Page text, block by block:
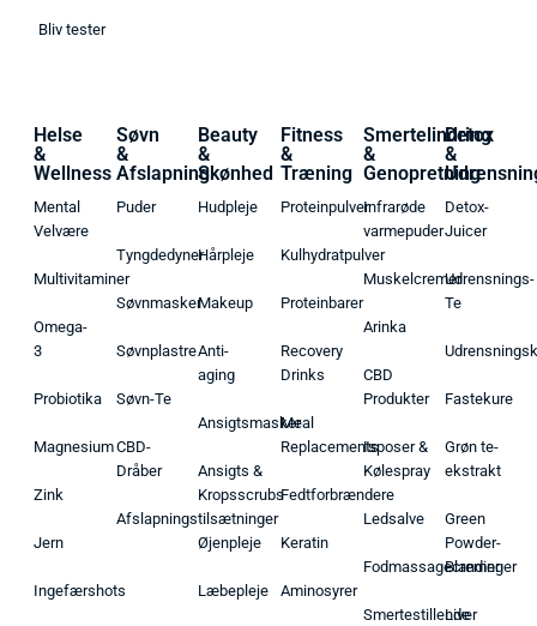
Bliv tester
Helse
&
Wellness
Mental
Velvære
Multivitaminer
Omega-
3
Probiotika
Magnesium
Zink
Jern
Ingefærshots
Søvn
&
Afslapning
Puder
Tyngdedyner
Søvnmasker
Søvnplastre
Søvn-Te
CBD-
Dråber
Afslapningstilsætninger
Beauty
&
Skønhed
Hudpleje
Hårpleje
Makeup
Anti-
aging
Ansigtsmasker
Ansigts &
Kropsscrubs
Øjenpleje
Læbepleje
Fitness
&
Træning
Proteinpulver
Kulhydratpulver
Proteinbarer
Recovery
Drinks
Meal
Replacements
Fedtforbrændere
Keratin
Aminosyrer
Smertelindring
&
Genopretning
Infrarøde
varmepuder
Muskelcremer
Arinka
CBD
Produkter
Isposer &
Kølespray
Ledsalve
Fodmassagecremer
Smertestillende
Detox
&
Detox-
Juicer
Udrensnings-
Te
Fastekure
Grøn te-
ekstrakt
Green
Powder-
Blandinger
Liver